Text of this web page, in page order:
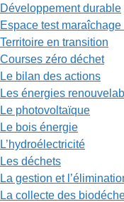
Développement durable
Espace test maraîchage
Territoire en transition
Courses zéro déchet
Le bilan des actions
Les énergies
Le photovoltaïque
Le bois énergie
L’hydroélectricité
Les déchets
La gestion et
La collecte des